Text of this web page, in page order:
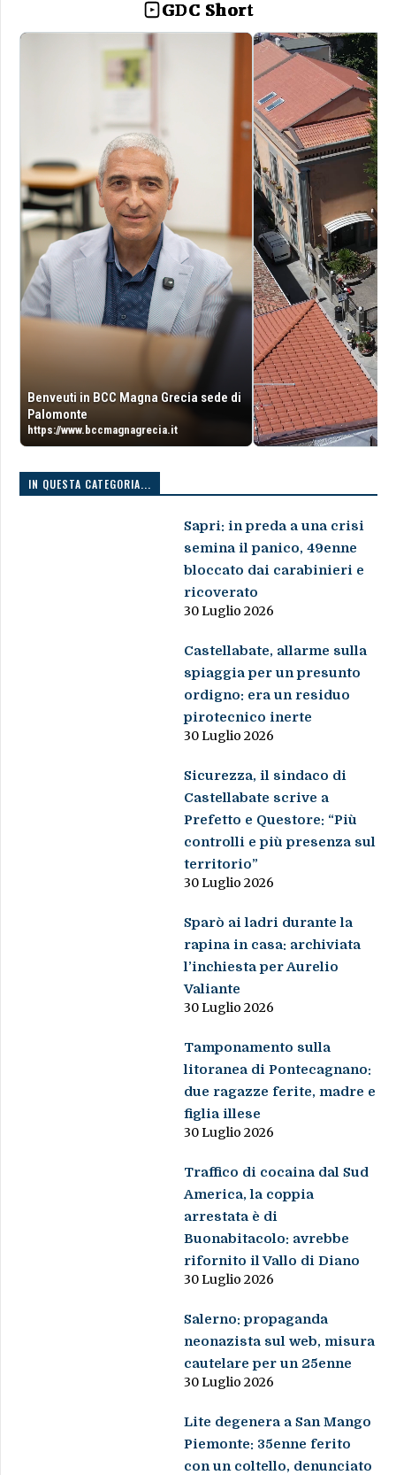
GDC Short
Benveuti in BCC Magna Grecia sede di
Palomonte
https://www.bccmagnagrecia.it
IN QUESTA CATEGORIA...
Sapri: in preda a una crisi
semina il panico, 49enne
bloccato dai carabinieri e
ricoverato
30 Luglio 2026
Castellabate, allarme sulla
spiaggia per un presunto
ordigno: era un residuo
pirotecnico inerte
30 Luglio 2026
Sicurezza, il sindaco di
Castellabate scrive a
Prefetto e Questore: “Più
controlli e più presenza sul
territorio”
30 Luglio 2026
Sparò ai ladri durante la
rapina in casa: archiviata
l’inchiesta per Aurelio
Valiante
30 Luglio 2026
Tamponamento sulla
litoranea di Pontecagnano:
due ragazze ferite, madre e
figlia illese
30 Luglio 2026
Traffico di cocaina dal Sud
America, la coppia
arrestata è di
Buonabitacolo: avrebbe
rifornito il Vallo di Diano
30 Luglio 2026
Salerno: propaganda
neonazista sul web, misura
cautelare per un 25enne
30 Luglio 2026
Lite degenera a San Mango
Piemonte: 35enne ferito
con un coltello, denunciato